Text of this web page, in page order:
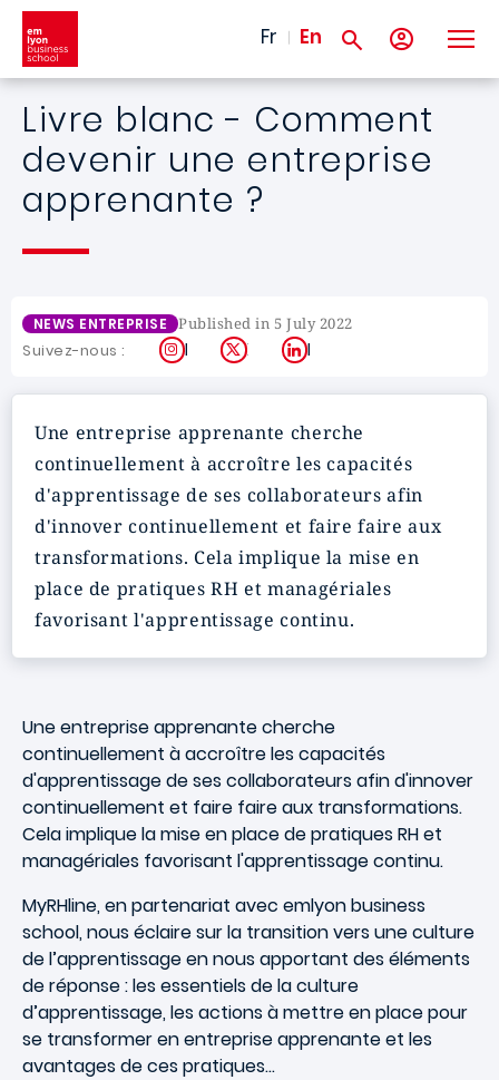
Skip to main content
Fr En
Livre blanc - Comment
devenir une entreprise
apprenante ?
NEWS ENTREPRISE Published in 5 July 2022
Suivez-nous : Instagram
X LinkedIn
Une entreprise apprenante cherche
continuellement à accroître lescapacités
d'apprentissage de ses collaborateurs afin
d'innover continuellement et faire faire aux
transformations. Cela implique la mise en
place de pratiques RH et managériales
favorisant l'apprentissage continu.
Une entreprise apprenante cherche
continuellement à accroître les capacités
d'apprentissage de ses collaborateurs afin d'innover
continuellement et faire faire aux transformations.
Cela implique la mise en place de pratiques RH et
managériales favorisant l'apprentissage continu.
MyRHline, en partenariat avec emlyon business
school, nous éclaire sur la transition vers une culture
de l’apprentissage en nous apportant des éléments
de réponse : les essentiels de la culture
d’apprentissage, les actions à mettre en place pour
se transformer en entreprise apprenante et les
avantages de ces pratiques…